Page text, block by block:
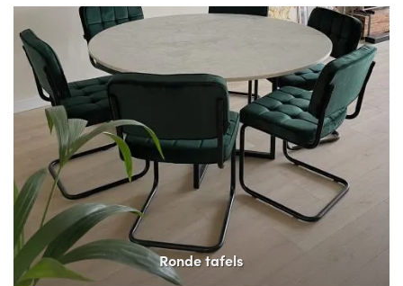
Ronde tafels